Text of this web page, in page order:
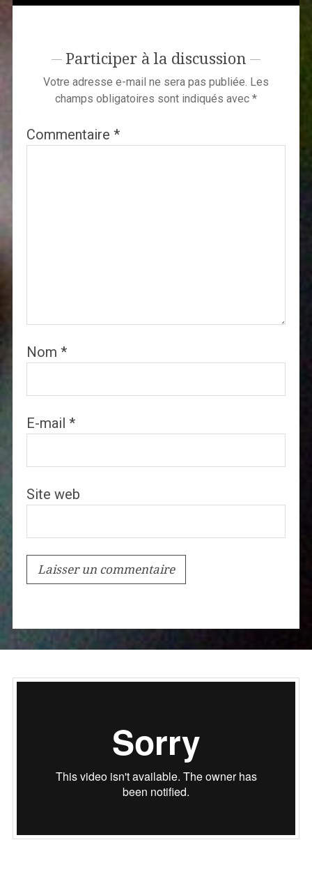
Participer à la discussion
Votre adresse e-mail ne sera pas publiée. Les
champs obligatoires sont indiqués avec *
Commentaire *
Nom *
E-mail *
Site web